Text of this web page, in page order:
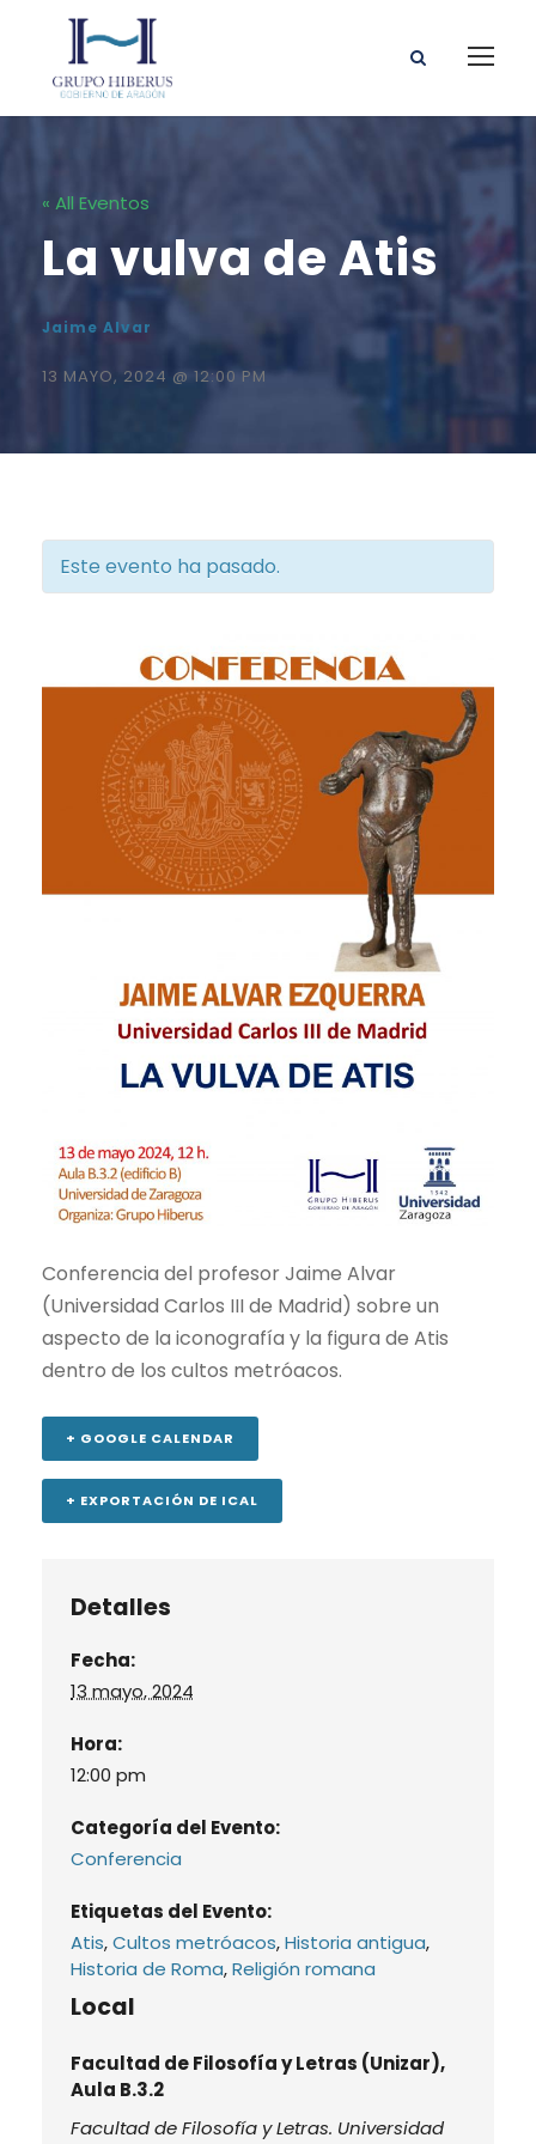
« All Eventos
La vulva de Atis
Jaime Alvar
13 MAYO, 2024 @ 12:00 PM
Este evento ha pasado.
Conferencia del profesor Jaime Alvar
(Universidad Carlos III de Madrid) sobre un
aspecto de la iconografía y la figura de Atis
dentro de los cultos metróacos.
+ GOOGLE CALENDAR
+ EXPORTACIÓN DE ICAL
Detalles
Fecha:
13 mayo, 2024
Hora:
12:00 pm
Categoría del Evento:
Conferencia
Etiquetas del Evento:
Atis,Cultos metróacos,Historia antigua,
Historia de Roma,Religión romana
Local
Facultad de Filosofía y Letras (Unizar),
Aula B.3.2
Facultad de Filosofía y Letras. Universidad